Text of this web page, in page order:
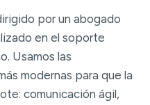
por un abogado
en el soporte
Usamos las
modernas para que la
comunicación ágil,